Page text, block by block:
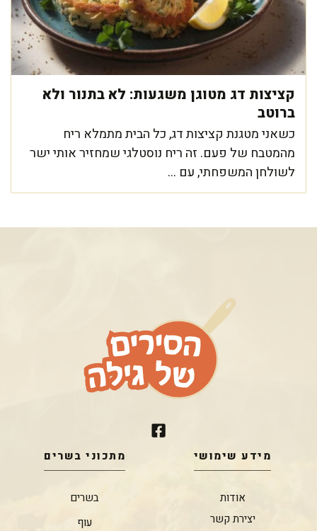
קציצות דג מטוגן משגעות: לא בתנור ולא
ברוטב
כשאני מטגנת קציצות דג, כל הבית מתמלא ריח
מהמטבח של פעם. זה ריח נוסטלגי שמחזיר אותי ישר
לשולחן המשפחתי, עם ...
מידע שימושי
אודות
יצירת קשר
מתכוני בשרים
בשרים
עוף